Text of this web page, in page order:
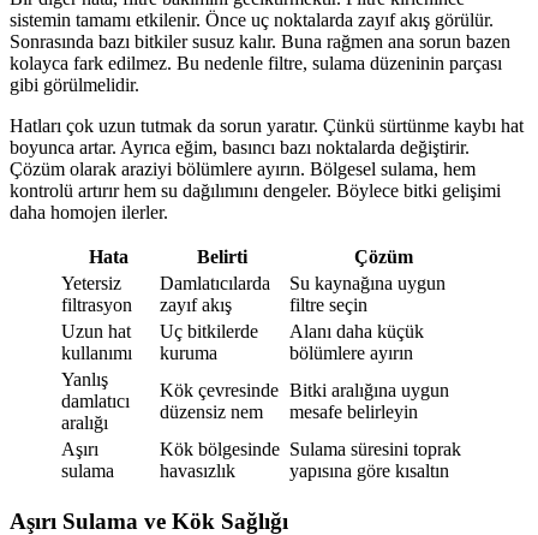
sistemin tamamı etkilenir. Önce uç noktalarda zayıf akış görülür.
Sonrasında bazı bitkiler susuz kalır. Buna rağmen ana sorun bazen
kolayca fark edilmez. Bu nedenle filtre, sulama düzeninin parçası
gibi görülmelidir.
Hatları çok uzun tutmak da sorun yaratır. Çünkü sürtünme kaybı hat
boyunca artar. Ayrıca eğim, basıncı bazı noktalarda değiştirir.
Çözüm olarak araziyi bölümlere ayırın. Bölgesel sulama, hem
kontrolü artırır hem su dağılımını dengeler. Böylece bitki gelişimi
daha homojen ilerler.
Hata Belirti
Çözüm
Yetersiz
filtrasyon
Damlatıcılarda
zayıf akış
Su kaynağına uygun
filtre seçin
Uzun hat
kullanımı
Uç bitkilerde
kuruma
Alanı daha küçük
bölümlere ayırın
Yanlış
damlatıcı
aralığı
Kök çevresinde
düzensiz nem
Bitki aralığına uygun
mesafe belirleyin
Aşırı
sulama
Kök bölgesinde
havasızlık
Sulama süresini toprak
yapısına göre kısaltın
Aşırı Sulama ve Kök Sağlığı